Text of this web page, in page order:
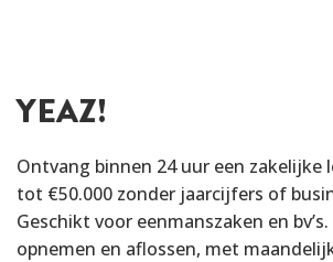
YEAZ!
Ontvang binnen 24 uur een zakelijke
tot €50.000 zonder jaarcijfers of
Geschikt voor eenmanszaken en
opnemen en aflossen, met